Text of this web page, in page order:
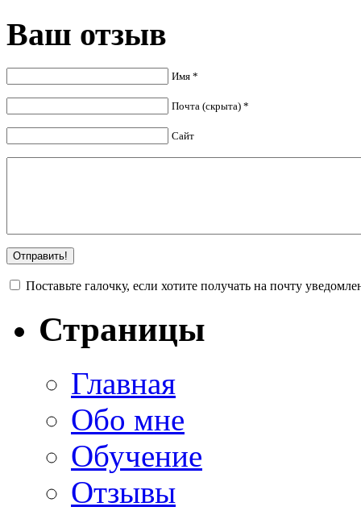
Ваш отзыв
Имя *
Почта (скрыта) *
Сайт
Поставьте галочку, если хотите получать на почту
Страницы
Главная
Обо мне
Обучение
Отзывы